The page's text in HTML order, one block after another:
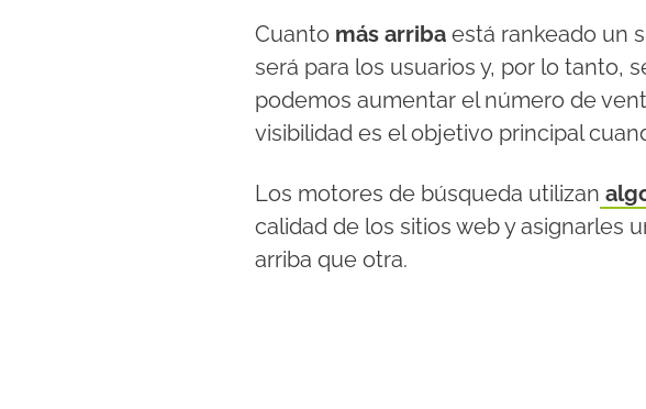
Cuanto más arriba está rankeado un
será para los usuarios y, por lo tanto,
podemos aumentar el número de
visibilidad es el objetivo principal
Los motores de búsqueda utilizan
calidad de los sitios web y asignarles
arriba que otra.